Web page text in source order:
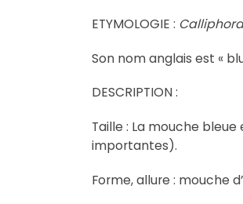
ETYMOLOGIE : Calliphora
Son nom anglais est «
DESCRIPTION :
Taille : La mouche
importantes).
Forme, allure : mouche